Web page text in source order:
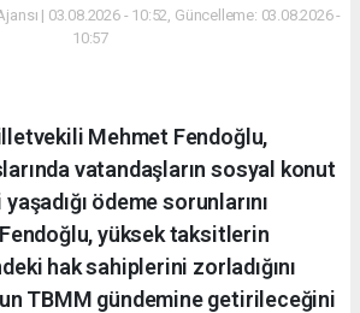
| 03.08.2026 - 10:52, Güncelleme: 03.08.2026 -
10:57
Mehmet Fendoğlu,
vatandaşların sosyal konut
ödeme sorunlarını
Fendoğlu, yüksek taksitlerin
hak sahiplerini zorladığını
TBMM gündemine getirileceğini